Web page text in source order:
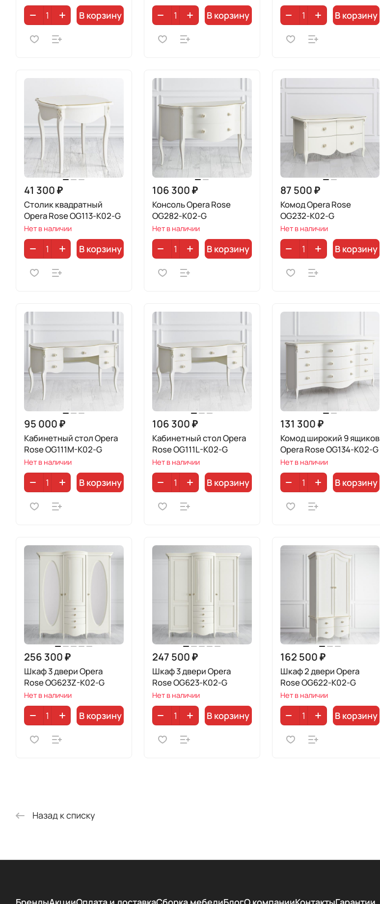
В корзину В корзину В корзину
41 300 ₽
Столик квадратный
Opera Rose OG113-K02-G
Нет в наличии
В корзину
106 300 ₽
Консоль Opera Rose
OG282-K02-G
Нет в наличии
В корзину
87 500 ₽
Комод Opera Rose
OG232-K02-G
Нет в наличии
В корзину
95 000 ₽
Кабинетный стол Opera
Rose OG111M-K02-G
Нет в наличии
В корзину
106 300 ₽
Кабинетный стол Opera
Rose OG111L-K02-G
Нет в наличии
В корзину
131 300 ₽
Комод широкий 9 ящиков
Opera Rose OG134-K02-G
Нет в наличии
В корзину
256 300 ₽
Шкаф 3 двери Opera
Rose OG623Z-K02-G
Нет в наличии
В корзину
247 500 ₽
Шкаф 3 двери Opera
Rose OG623-K02-G
Нет в наличии
В корзину
162 500 ₽
Шкаф 2 двери Opera
Rose OG622-K02-G
Нет в наличии
В корзину
Назад к списку